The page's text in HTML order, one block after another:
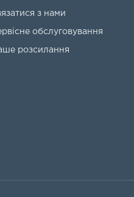
з нами
обслуговування
розсилання